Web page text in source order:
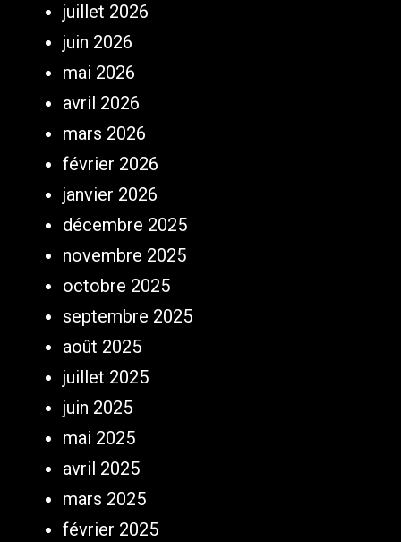
juillet 2026
juin 2026
mai 2026
avril 2026
mars 2026
février 2026
janvier 2026
décembre 2025
novembre 2025
octobre 2025
septembre 2025
août 2025
juillet 2025
juin 2025
mai 2025
avril 2025
mars 2025
février 2025